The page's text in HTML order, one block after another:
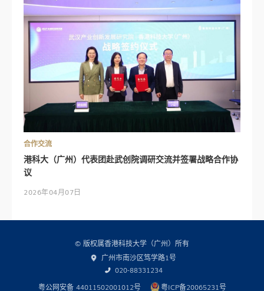
合作交流
港科大（广州）代表团赴武创院调研交流并签署战略合作协
议
2026年04月07日
© 版权属香港科技大学（广州）所有
广州市南沙区笃学路1号
020-88331234
粤公网安备 44011502001012号
粤ICP备20065231号